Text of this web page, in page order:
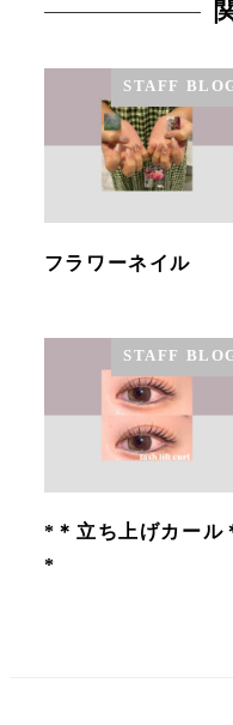
STAFF
フラワーネイル
STAFF
*＊立ち上げカール
*